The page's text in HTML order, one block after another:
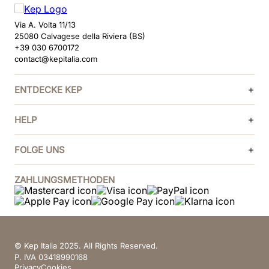
Via A. Volta 11/13
25080 Calvagese della Riviera (BS)
+39 030 6700172
contact@kepitalia.com
ENTDECKE KEP
HELP
FOLGE UNS
ZAHLUNGSMETHODEN
© Kep Italia 2025. All Rights Reserved.
P. IVA 03418990168